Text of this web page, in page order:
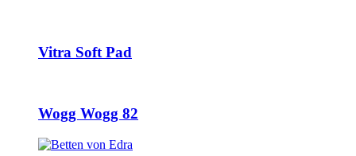
Vitra Soft Pad
Wogg Wogg 82